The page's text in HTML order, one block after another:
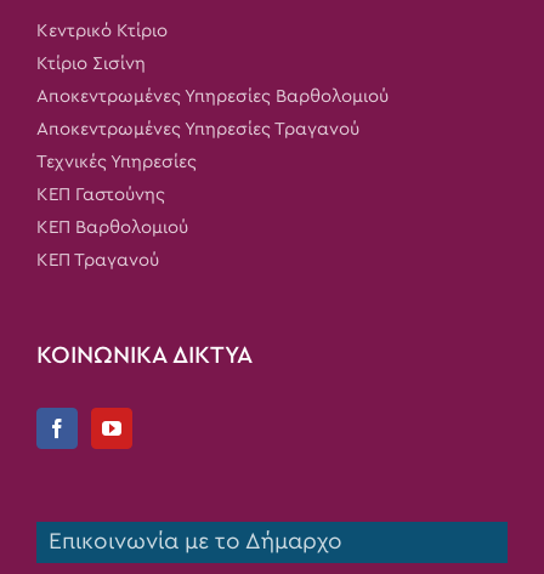
Κεντρικό Κτίριο
Κτίριο Σισίνη
Αποκεντρωμένες Υπηρεσίες Βαρθολομιού
Αποκεντρωμένες Υπηρεσίες Τραγανού
Τεχνικές Υπηρεσίες
ΚΕΠ Γαστούνης
ΚΕΠ Βαρθολομιού
ΚΕΠ Τραγανού
ΚΟΙΝΩΝΙΚΑ ΔΙΚΤΥΑ
Επικοινωνία με το Δήμαρχο